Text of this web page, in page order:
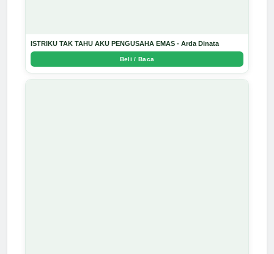
ISTRIKU TAK TAHU AKU PENGUSAHA EMAS - Arda Dinata
Beli / Baca